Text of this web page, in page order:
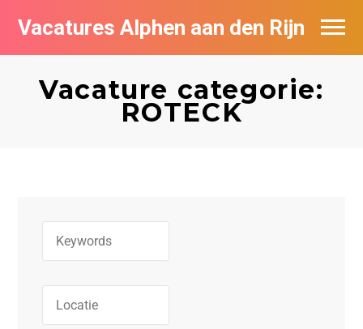
Vacatures Alphen aan den Rijn
Vacature categorie:
ROTECK
Vacatures per bedrijf in Alphen aan den
Rijn
De populairste vacatures in Alphen aan